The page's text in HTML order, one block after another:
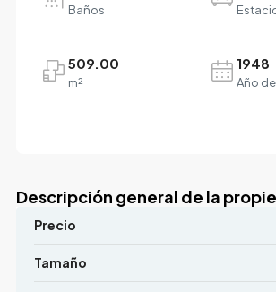
Baños
509.00
m²
1948
Año
Descripción general de la
Precio
Tamaño